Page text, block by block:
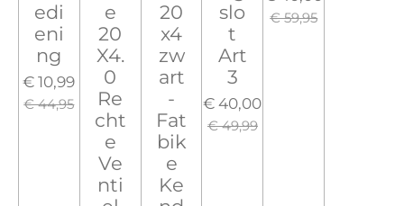
edi
eni
ng
€ 10,99
€ 44,95
e
20
X4.
0
Re
cht
e
Ve
nti
20
x4
zw
art
-
Fat
bik
e
Ke
slo
t
Art
3
€ 40,00
€ 49,99
€ 59,95